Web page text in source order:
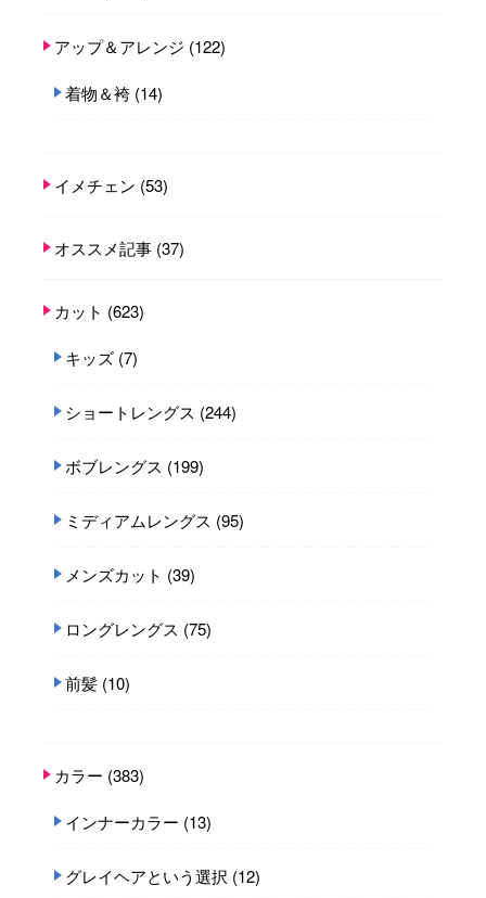
アップ＆アレンジ (122)
着物＆袴 (14)
イメチェン (53)
オススメ記事 (37)
カット (623)
キッズ (7)
ショートレングス (244)
ボブレングス (199)
ミディアムレングス (95)
メンズカット (39)
ロングレングス (75)
前髪 (10)
カラー (383)
インナーカラー (13)
グレイヘアという選択 (12)